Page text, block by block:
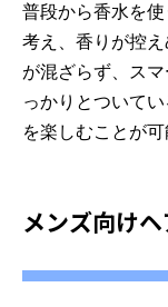
普段から香水を
考え、香りが控
が混ざらず、ス
っかりとついて
を楽しむことが可
メンズ向け